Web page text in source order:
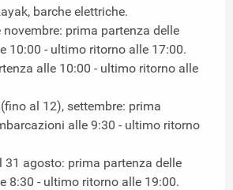
barche elettriche.
novembre: prima partenza delle
10:00 - ultimo ritorno alle 17:00.
alle 10:00 - ultimo ritorno alle
al 12), settembre: prima
alle 9:30 - ultimo ritorno
31 agosto: prima partenza delle
8:30 - ultimo ritorno alle 19:00.